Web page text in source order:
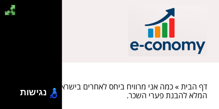
דף הבית»כמה אני מרוויח ביחס לאחרים בישראל? המדריך
המלא להבנת פערי השכר.
נגישות